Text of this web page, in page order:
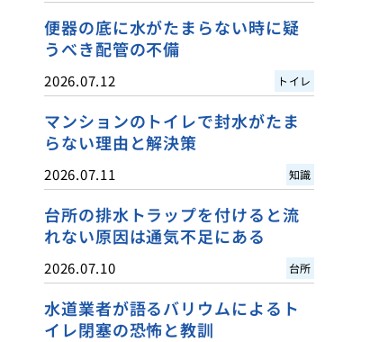
便器の底に水がたまらない時に疑
うべき配管の不備
2026.07.12 トイレ
マンションのトイレで封水がたま
らない理由と解決策
2026.07.11 知識
台所の排水トラップを付けると流
れない原因は通気不足にある
2026.07.10 台所
水道業者が語るバリウムによるト
イレ閉塞の恐怖と教訓